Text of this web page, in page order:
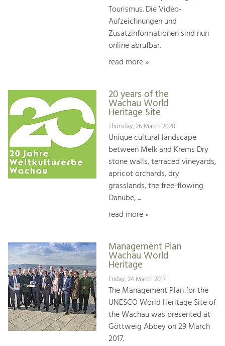
Tourismus. Die Video-
Aufzeichnungen und
Zusatzinformationen sind nun
online abrufbar.
read more »
20 years of the
Wachau World
Heritage Site
Thursday, 26 March 2020
Unique cultural landscape
between Melk and Krems Dry
stone walls, terraced vineyards,
apricot orchards, dry
grasslands, the free-flowing
Danube, ...
read more »
Management Plan
Wachau World
Heritage
Friday, 24 March 2017
The Management Plan for the
UNESCO World Heritage Site of
the Wachau was presented at
Göttweig Abbey on 29 March
2017.